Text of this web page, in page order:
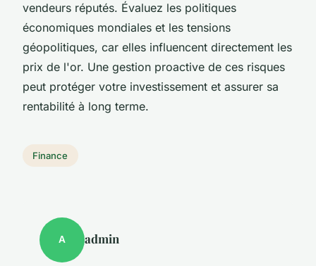
vendeurs réputés. Évaluez les politiques
économiques mondiales et les tensions
géopolitiques, car elles influencent directement les
prix de l'or. Une gestion proactive de ces risques
peut protéger votre investissement et assurer sa
rentabilité à long terme.
Finance
A admin